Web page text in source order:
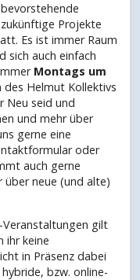
Projekte
Es ist immer Raum
sich auch einfach
Montags um
Helmut Kollektivs
Neu seid und
und mehr über
gerne eine
oder
auch gerne
über neue (und alte)
Veranstaltungen gilt
ihr keine
in Präsenz dabei
bzw. online-